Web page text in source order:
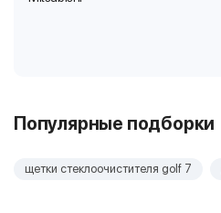
Популярные подборки
щетки стеклоочистителя golf 7